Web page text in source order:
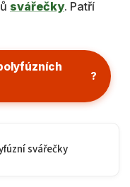
svářečky. Patří
?
svářečky